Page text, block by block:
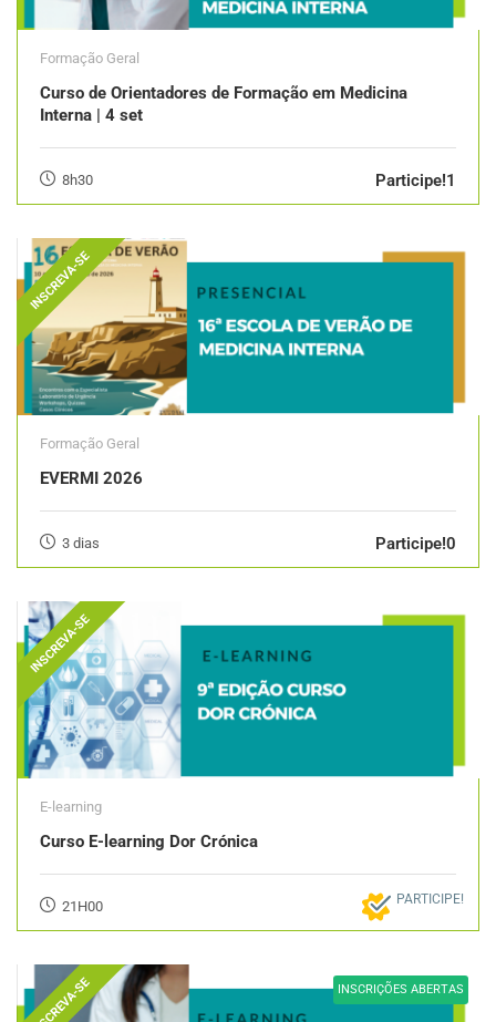
Formação Geral
Curso de Orientadores de Formação em Medicina
Interna | 4 set
8h30 Participe!1
INSCREVA-SE
Formação Geral
EVERMI 2026
3 dias Participe!0
INSCREVA-SE
E-learning
Curso E-learning Dor Crónica
21H00 PARTICIPE!
INSCREVA-SE INSCRIÇÕES ABERTAS